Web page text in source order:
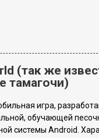
(так же
тамагочи)
игра,
обучающей
системы Android.